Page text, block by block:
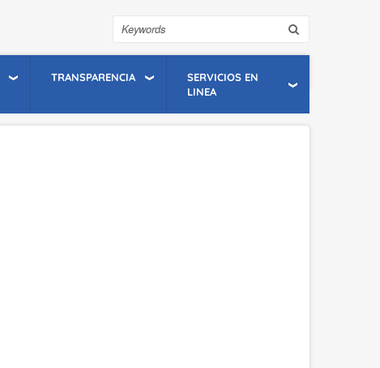
Search
TRANSPARENCIA
SERVICIOS EN
LINEA